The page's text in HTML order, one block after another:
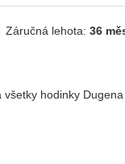
Záručná lehota: 36
hodinky